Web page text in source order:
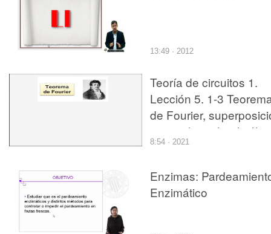
13:49 · 2012
Teoría de circuitos 1.
Lección 5. 1-3
de Fourier,
y su aplicación al
de circuitos
8:54 · 2021
Enzimas:
Enzimático